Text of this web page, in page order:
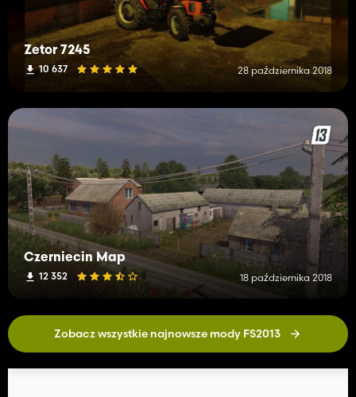
Zetor 7245
10 637 28 października 2018
Czerniecin Map
12 352 18 października 2018
Zobacz wszystkie najnowsze mody FS2013